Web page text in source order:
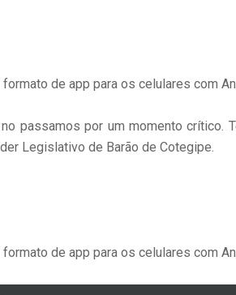
de app para os celulares com
passamos por um momento crítico.
Legislativo de Barão de Cotegipe.
de app para os celulares com